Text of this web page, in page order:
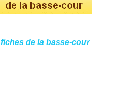
fiches de la basse-cour